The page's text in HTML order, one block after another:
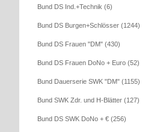
Bund DS Ind.+Technik (6)
Bund DS Burgen+Schlösser (1244)
Bund DS Frauen "DM" (430)
Bund DS Frauen DoNo + Euro (52)
Bund Dauerserie SWK "DM" (1155)
Bund SWK Zdr. und H-Blätter (127)
Bund DS SWK DoNo + € (256)